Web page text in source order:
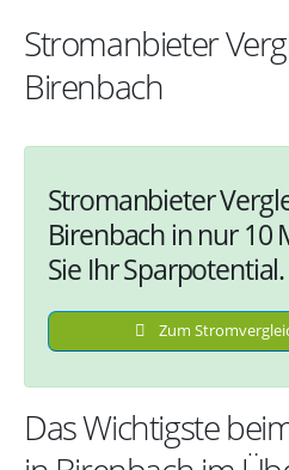
Stromanbieter
Birenbach
Stromanbieter
Birenbach in nur 10
Sie Ihr Sparpotential.
Zum
Das Wichtigste